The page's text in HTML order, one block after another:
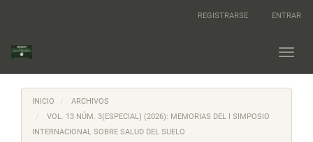
principal
Barra
lateral
REGISTRARSE ENTRAR
INICIO
ARCHIVOS
VOL. 13 NÚM. 3(ESPECIAL) (2026): MEMORIAS DEL I SIMPOSIO
INTERNACIONAL SOBRE SALUD DEL SUELO